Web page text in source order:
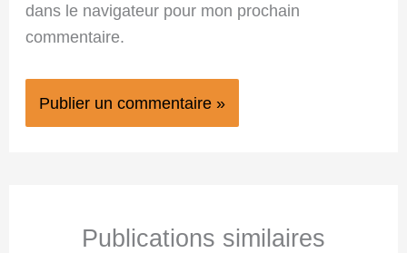
dans le navigateur pour mon prochain
commentaire.
Publications similaires